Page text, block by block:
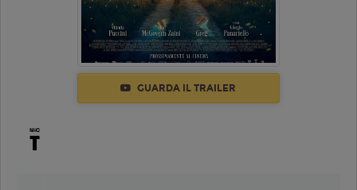
GUARDA IL TRAILER